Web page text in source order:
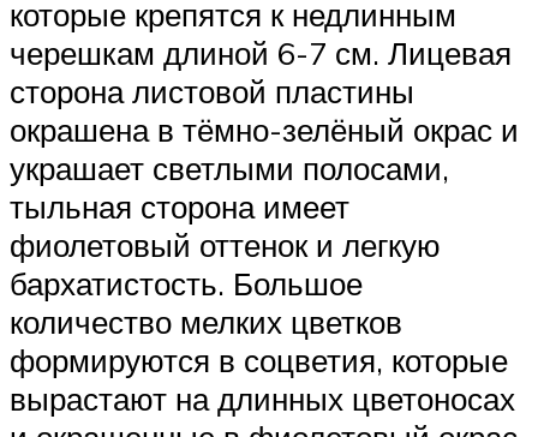
которые крепятся к недлинным
черешкам длиной 6-7 см. Лицевая
сторона листовой пластины
окрашена в тёмно-зелёный окрас и
украшает светлыми полосами,
тыльная сторона имеет
фиолетовый оттенок и легкую
бархатистость. Большое
количество мелких цветков
формируются в соцветия, которые
вырастают на длинных цветоносах